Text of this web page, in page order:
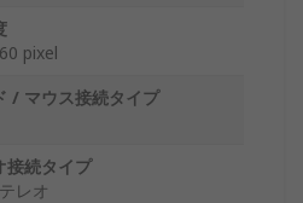
pixel
/ マウス接続タイプ
接続タイプ
レオ